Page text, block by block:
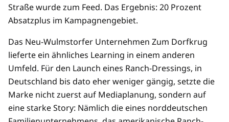
Straße wurde zum Feed. Das Ergebnis: 20 Prozent
Absatzplus im Kampagnengebiet.
Das Neu-Wulmstorfer Unternehmen Zum Dorfkrug
lieferte ein ähnliches Learning in einem anderen
Umfeld. Für den Launch eines Ranch-Dressings, in
Deutschland bis dato eher weniger gängig, setzte die
Marke nicht zuerst auf Mediaplanung, sondern auf
eine starke Story: Nämlich die eines norddeutschen